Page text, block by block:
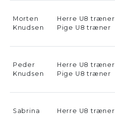
Morten
Knudsen
Herre U8 træner,
Pige U8 træner
Peder
Knudsen
Herre U8 træner,
Pige U8 træner
Sabrina
Herre U8 træner,